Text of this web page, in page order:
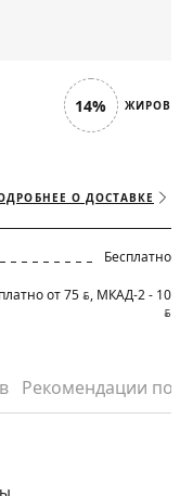
14% ЖИРОВ
О ДОСТАВКЕ
Бесплатно
от 75 BYN, МКАД-2 - 10
BYN
Рекомендации